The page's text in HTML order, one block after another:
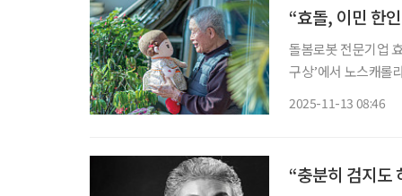
“효돌, 이민 한
돌봄로봇 전문기업
구상’에서 노스캐롤
2025-11-13 08:46
“충분히 검지도